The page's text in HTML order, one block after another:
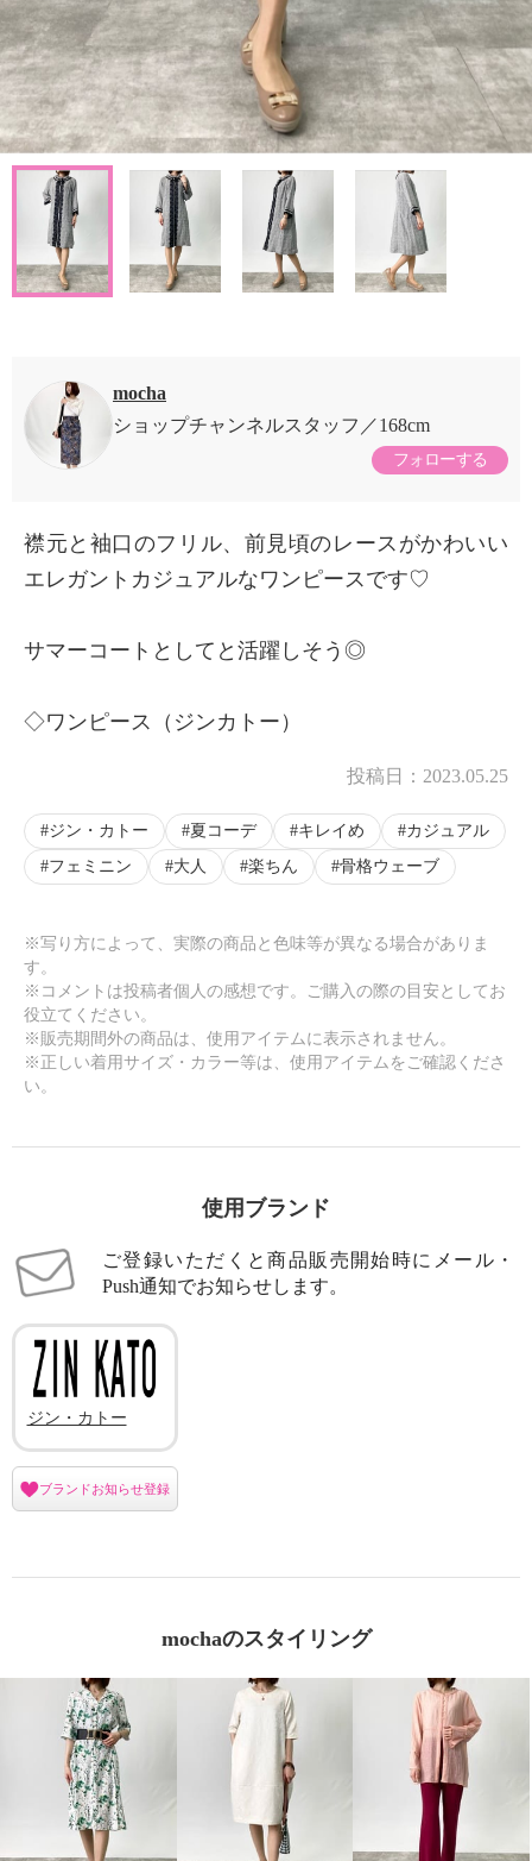
mocha
ショップチャンネルスタッフ
168cm
フォローする
襟元と袖口のフリル、前見頃のレースがかわいい
エレガントカジュアルなワンピースです♡
サマーコートとしてと活躍しそう◎
◇ワンピース（ジンカトー）
投稿日： 2023.05.25
ジン・カトー 夏コーデ キレイめ
カジュアル
フェミニン
大人 楽ちん 骨格ウェーブ
※写り方によって、実際の商品と色味等が異なる場合がありま
す。
※コメントは投稿者個人の感想です。ご購入の際の目安としてお
役立てください。
※販売期間外の商品は、使用アイテムに表示されません。
※正しい着用サイズ・カラー等は、使用アイテムをご確認くださ
い。
使用ブランド
ご登録いただくと商品販売開始時にメール・
Push通知でお知らせします。
ジン・カトー
ブランドお知らせ登録
mochaのスタイリング